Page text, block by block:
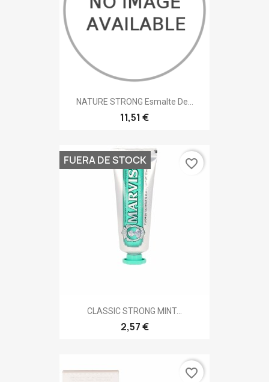
NATURE STRONG Esmalte De...
11,51 €
CLASSIC STRONG MINT...
2,57 €
FUERA DE STOCK favorite_border
favorite_border